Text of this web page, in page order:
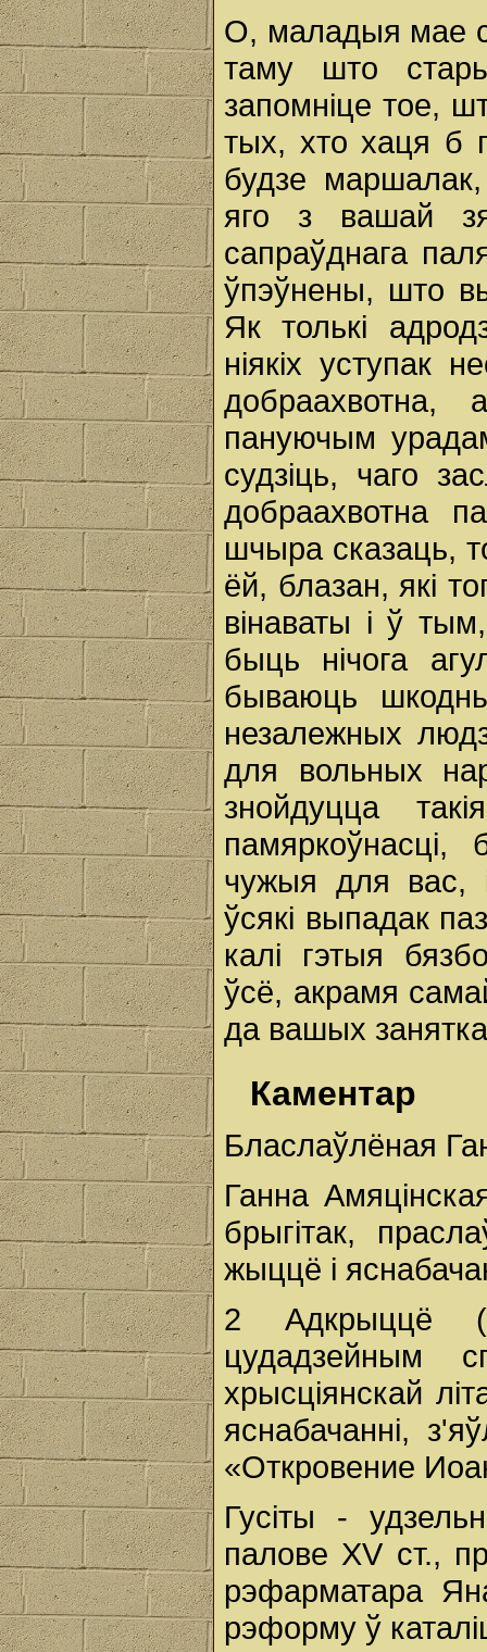
О, маладыя мае
таму што
запомніце тое,
тых, хто хаця б
будзе
яго з вашай
сапраўднага
ўпэўнены, што
Як толькі
ніякіх уступак
пануючым
судзіць, чаго
добраахвотна
шчыра сказаць,
ёй, блазан, які
вінаваты i ў
быць нічога
бываюць
незалежных
для вольных
знойдуцца
чужыя для вас,
ўсякі выпадак
калі гэтыя
ўсё, акрамя
да вашых
Каментар
Бласлаўлёная
Ганна
брыгітак,
жыццё i
2 Адкрыццё
цудадзейным
хрысціянскай
яснабачанні,
«Откровение
Гусіты -
палове XV ст.,
рэфарматара
рэформу ў